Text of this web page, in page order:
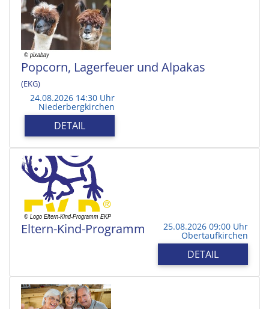
Popcorn, Lagerfeuer und Alpakas
(EKG)
24.08.2026 14:30 Uhr
Niederbergkirchen
DETAIL
Eltern-Kind-Programm 25.08.2026 09:00 Uhr
Obertaufkirchen
DETAIL